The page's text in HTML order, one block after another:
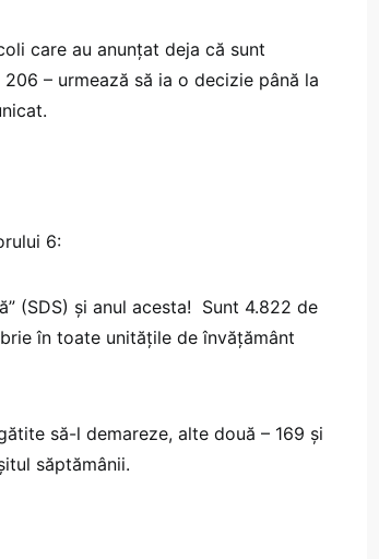
care au anunțat deja că sunt
– urmează să ia o decizie până la
6:
(SDS) și anul acesta! Sunt 4.822 de
în toate unitățile de învățământ
să-l demareze, alte două – 169 și
săptămânii.